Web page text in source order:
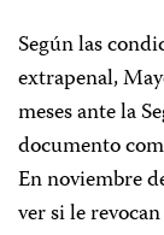
Según las
extrapenal,
meses ante la
documento
En noviembre
ver si le